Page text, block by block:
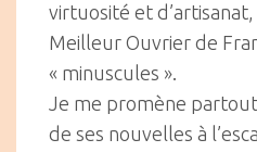
virtuosité et d’artisanat,
Meilleur Ouvrier de
« minuscules ».
Je me promène
de ses nouvelles à